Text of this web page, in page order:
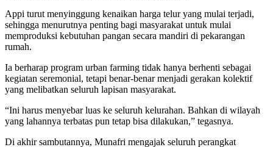
Appi turut menyinggung kenaikan harga telur yang mulai terjadi,
sehingga menurutnya penting bagi masyarakat untuk mulai
memproduksi kebutuhan pangan secara mandiri di pekarangan
rumah.
Ia berharap program urban farming tidak hanya berhenti sebagai
kegiatan seremonial, tetapi benar-benar menjadi gerakan kolektif
yang melibatkan seluruh lapisan masyarakat.
“Ini harus menyebar luas ke seluruh kelurahan. Bahkan di wilayah
yang lahannya terbatas pun tetap bisa dilakukan,” tegasnya.
Di akhir sambutannya, Munafri mengajak seluruh perangkat